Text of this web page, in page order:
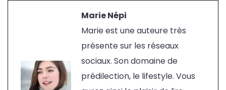
Marie Népi
Marie est une auteure très
présente sur les réseaux
sociaux. Son domaine de
prédilection, le lifestyle. Vous